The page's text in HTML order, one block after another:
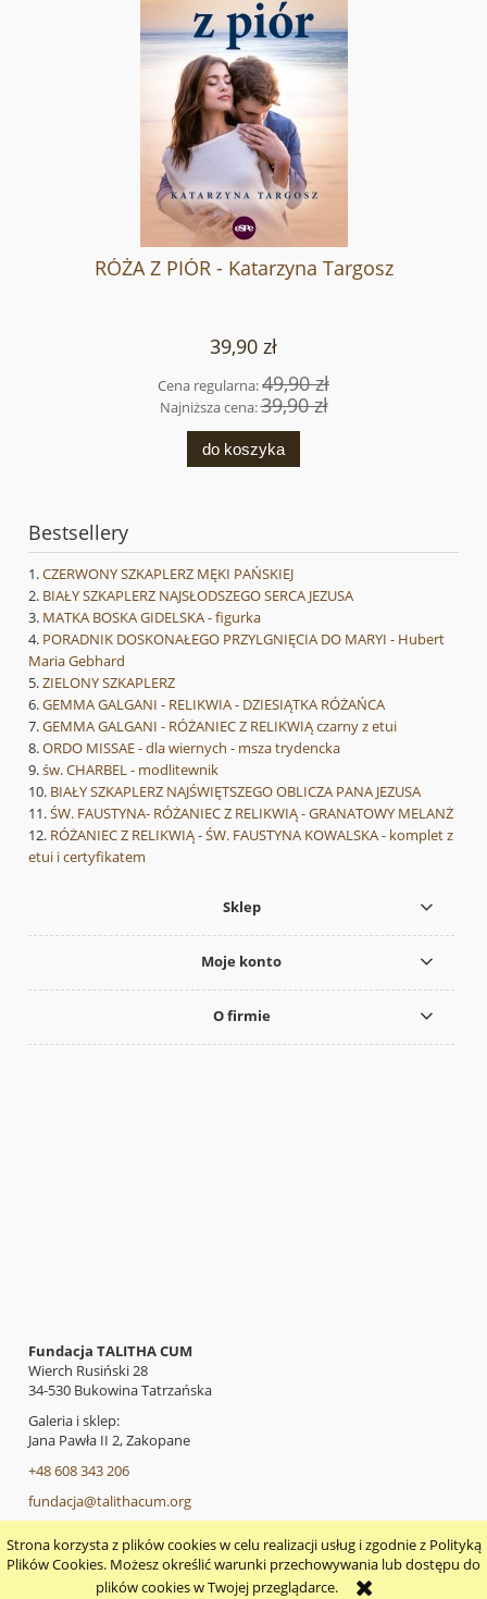
Strona korzysta z plików cookies w celu realizacji usług i zgodnie z Polityką
Plików Cookies. Możesz określić warunki przechowywania lub dostępu do
plików cookies w Twojej przeglądarce.
RÓŻA Z PIÓR - Katarzyna Targosz
39,90 zł
Cena regularna:49,90 zł
Najniższa cena:39,90 zł
do koszyka
Bestsellery
CZERWONY SZKAPLERZ MĘKI PAŃSKIEJ
BIAŁY SZKAPLERZ NAJSŁODSZEGO SERCA JEZUSA
MATKA BOSKA GIDELSKA - figurka
PORADNIK DOSKONAŁEGO PRZYLGNIĘCIA DO MARYI - Hubert
Maria Gebhard
ZIELONY SZKAPLERZ
GEMMA GALGANI - RELIKWIA - DZIESIĄTKA RÓŻAŃCA
GEMMA GALGANI - RÓŻANIEC Z RELIKWIĄ czarny z etui
ORDO MISSAE - dla wiernych - msza trydencka
św. CHARBEL - modlitewnik
BIAŁY SZKAPLERZ NAJŚWIĘTSZEGO OBLICZA PANA JEZUSA
ŚW. FAUSTYNA- RÓŻANIEC Z RELIKWIĄ - GRANATOWY MELANŻ
RÓŻANIEC Z RELIKWIĄ - ŚW. FAUSTYNA KOWALSKA - komplet z
etui i certyfikatem
Sklep
Moje konto
O firmie
Fundacja TALITHA CUM
Wierch Rusiński 28
34-530 Bukowina Tatrzańska
Galeria i sklep:
Jana Pawła II 2, Zakopane
+48 608 343 206
fundacja@talithacum.org
pokaż pełną wersję strony